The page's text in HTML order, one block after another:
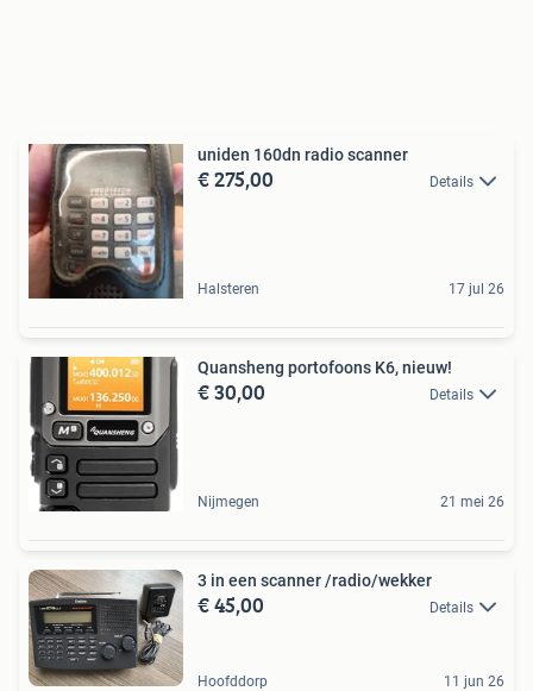
uniden 160dn radio scanner
€ 275,00 Details
Halsteren 17 jul 26
Quansheng portofoons K6, nieuw!
€ 30,00 Details
Nijmegen 21 mei 26
3 in een scanner /radio/wekker
€ 45,00 Details
Hoofddorp 11 jun 26